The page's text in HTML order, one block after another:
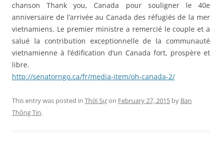
chanson Thank you, Canada pour souligner le 40e
anniversaire de l’arrivée au Canada des réfugiés de la mer
vietnamiens. Le premier ministre a remercié le couple et a
salué la contribution exceptionnelle de la communauté
vietnamienne à l’édification d’un Canada fort, prospère et
libre.
http://senatorngo.ca/fr/media-item/oh-canada-2/
This entry was posted in Thời Sựon February 27, 2015 by Ban
Thông Tin.